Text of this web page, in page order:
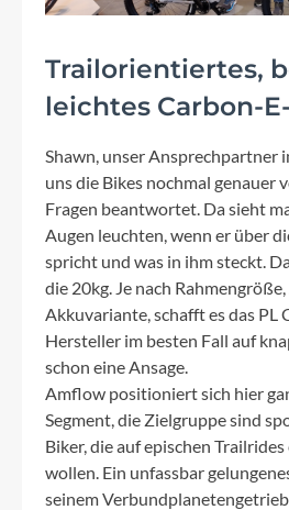
Trailorientiertes,
leichtes Carbon-
Shawn, unser Ansprechpartner
uns die Bikes nochmal genauer
Fragen beantwortet. Da sieht
Augen leuchten, wenn er über
spricht und was in ihm steckt.
die 20kg. Je nach
Akkuvariante, schafft es das PL
Hersteller im besten Fall auf
schon eine Ansage.
Amflow positioniert sich hier
Segment, die Zielgruppe sind
Biker, die auf epischen
wollen. Ein unfassbar
seinem